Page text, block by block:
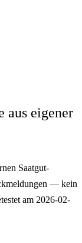
eigener
Saatgut-
— kein
am 2026-02-